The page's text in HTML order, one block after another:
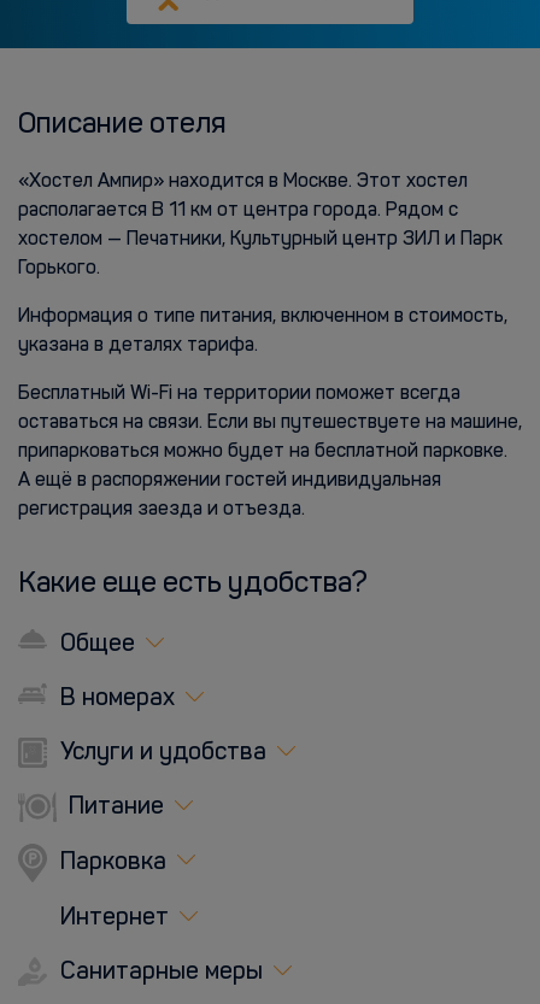
Описание отеля
«Хостел Ампир» находится в Москве. Этот хостел
располагается В 11 км от центра города. Рядом с
хостелом — Печатники, Культурный центр ЗИЛ и Парк
Горького.
Информация о типе питания, включенном в стоимость,
указана в деталях тарифа.
Бесплатный Wi-Fi на территории поможет всегда
оставаться на связи. Если вы путешествуете на машине,
припарковаться можно будет на бесплатной парковке.
А ещё в распоряжении гостей индивидуальная
регистрация заезда и отъезда.
Какие еще есть удобства?
Общее
В номерах
Услуги и удобства
Питание
Парковка
Интернет
Санитарные меры